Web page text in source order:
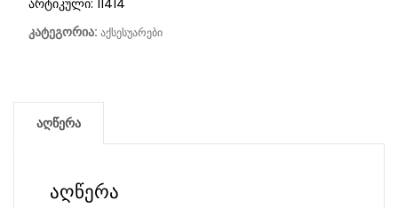
არტიკული: 11414
კატეგორია: აქსესუარები
აღწერა
აღწერა